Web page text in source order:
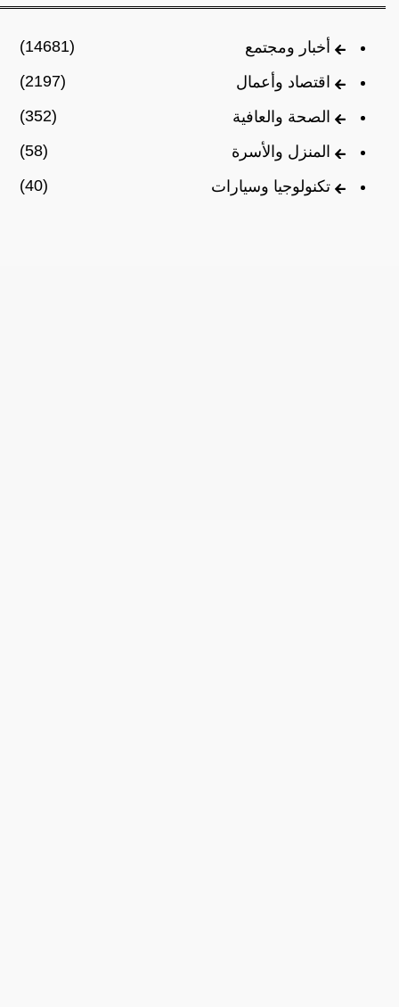
أخبار ومجتمع
(14681)
اقتصاد وأعمال
(2197)
الصحة والعافية
(352)
المنزل والأسرة
(58)
تكنولوجيا وسيارات
(40)